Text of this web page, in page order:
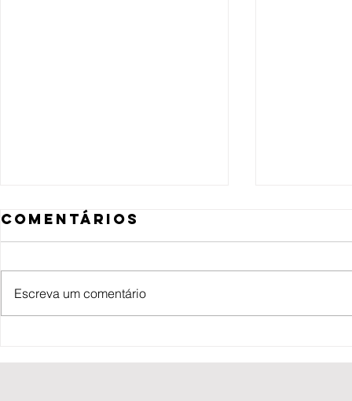
animais
Comentários
Escreva um comentário